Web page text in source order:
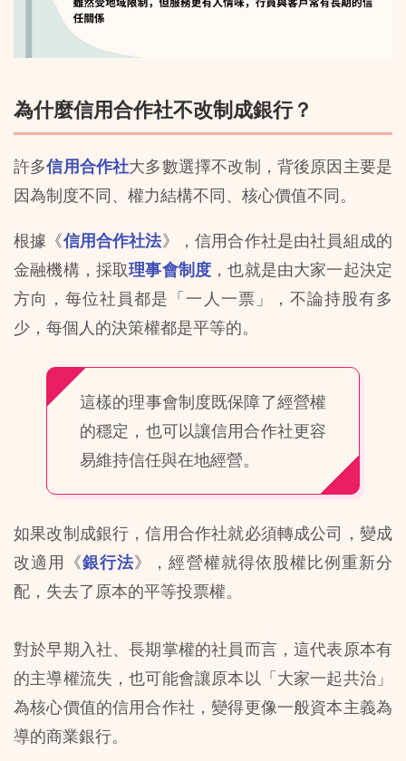
為什麼信用合作社不改制成銀行？
許多信用合作社大多數選擇不改制，背後原因主要是
因為制度不同、權力結構不同、核心價值不同。
根據《信用合作社法》，信用合作社是由社員組成的
金融機構，採取理事會制度 ，也就是由大家一起決定
方向，每位社員都是「一人一票」，不論持股有多
少，每個人的決策權都是平等的。
這樣的理事會制度既保障了經營權
的穩定，也可以讓信用合作社更容
易維持信任與在地經營。
如果改制成銀行，信用合作社就必須轉成公司，變成
改適用《銀行法》，經營權就得依股權比例重新分
配，失去了原本的平等投票權。
對於早期入社、長期掌權的社員而言，這代表原本有
的主導權流失，也可能會讓原本以「大家一起共治」
為核心價值的信用合作社，變得更像一般資本主義為
導的商業銀行。